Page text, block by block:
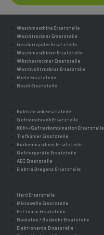
Waschmaschine Ersatzteile
Waschtrockner Ersatzteile
Geschirrspüler Ersatzteile
Waschmaschinen Ersatzteile
Wäschetrockner Ersatzteile
Waschvolltrockner Ersatzteile
Miele Ersatzteile
Bosch Ersatzteile
Kühlschrank Ersatzteile
Gefrierschrank Ersatzteile
Kühl-/Gefrierkombination Ersatzteile
Tiefkühler Ersatzteile
Küchenmaschine Ersatzteile
Gefriergeräte Ersatzteile
AEG Ersatzteile
Elektra Bregenz Ersatzteile
Herd Ersatzteile
Mikrowelle Ersatzteile
Fritteuse Ersatzteile
Backofen / Backrohr Ersatzteile
Elektroherde Ersatzteile